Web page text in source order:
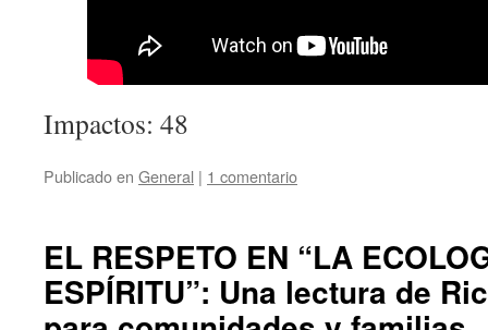
Impactos: 48
Publicado en General | 1 comentario
EL RESPETO EN “LA
ESPÍRITU”: Una lectura de